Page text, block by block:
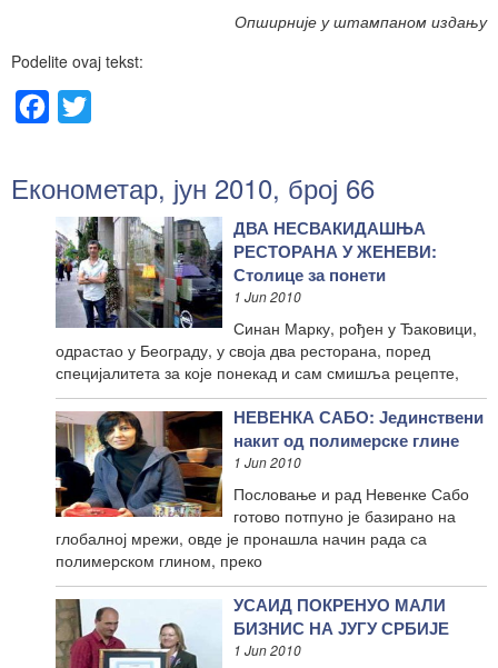
Опширније у штампаном издању
Podelite ovaj tekst:
Facebook
Економетар, јун 2010, број 66
ДВА НЕСВАКИДАШЊА
РЕСТОРАНА У ЖЕНЕВИ:
Столице за понети
1 Jun 2010
Синан Марку, рођен у Ђаковици,
одрастао у Београду, у своја два ресторана, поред
специјалитета за које понекад и сам смишља рецепте,
НЕВЕНКА САБО: Јединствени
накит од полимерске глине
1 Jun 2010
Пословање и рад Невенке Сабо
готово потпуно је базирано на
глобалној мрежи, овде је пронашла начин рада са
полимерском глином, преко
УСАИД ПОКРЕНУО МАЛИ
БИЗНИС НА ЈУГУ СРБИЈЕ
1 Jun 2010